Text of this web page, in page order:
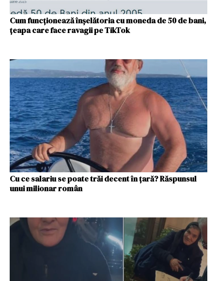
Cum funcționează înșelătoria cu moneda de 50 de bani,
țeapa care face ravagii pe TikTok
Cu ce salariu se poate trăi decent în țară? Răspunsul
unui milionar român